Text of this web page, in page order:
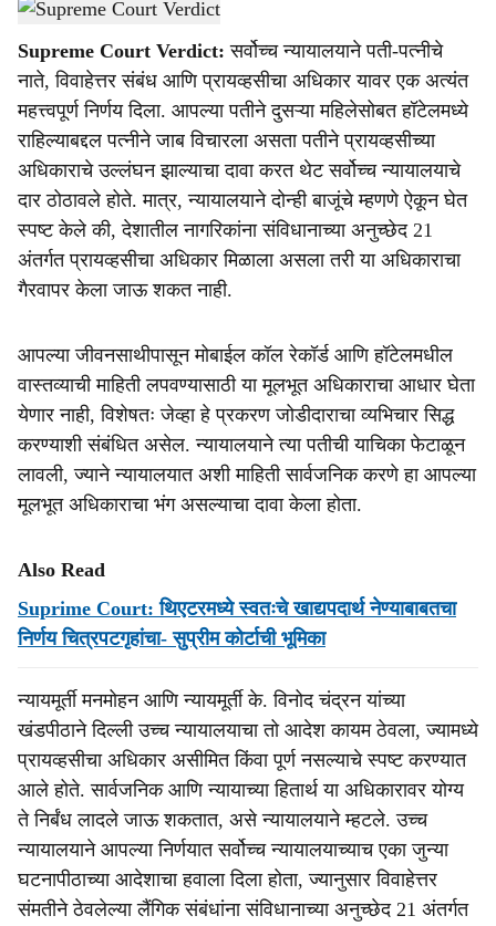
a
r
e
Supreme Court- Dainik Gomantak
Supreme Court Verdict: सर्वोच्च न्यायालयाने पती-पत्नीचे
नाते, विवाहेत्तर संबंध आणि प्रायव्हसीचा अधिकार यावर एक अत्यंत
महत्त्वपूर्ण निर्णय दिला. आपल्या पतीने दुसऱ्या महिलेसोबत हॉटेलमध्ये
राहिल्याबद्दल पत्नीने जाब विचारला असता पतीने प्रायव्हसीच्या
अधिकाराचे उल्लंघन झाल्याचा दावा करत थेट सर्वोच्च न्यायालयाचे
दार ठोठावले होते. मात्र, न्यायालयाने दोन्ही बाजूंचे म्हणणे ऐकून घेत
स्पष्ट केले की, देशातील नागरिकांना संविधानाच्या अनुच्छेद 21
अंतर्गत प्रायव्हसीचा अधिकार मिळाला असला तरी या अधिकाराचा
गैरवापर केला जाऊ शकत नाही.
आपल्या जीवनसाथीपासून मोबाईल कॉल रेकॉर्ड आणि हॉटेलमधील
वास्तव्याची माहिती लपवण्यासाठी या मूलभूत अधिकाराचा आधार घेता
येणार नाही, विशेषतः जेव्हा हे प्रकरण जोडीदाराचा व्यभिचार सिद्ध
करण्याशी संबंधित असेल. न्यायालयाने त्या पतीची याचिका फेटाळून
लावली, ज्याने न्यायालयात अशी माहिती सार्वजनिक करणे हा आपल्या
मूलभूत अधिकाराचा भंग असल्याचा दावा केला होता.
Also Read
Suprime Court: थिएटरमध्ये स्वतःचे खाद्यपदार्थ नेण्याबाबतचा
निर्णय चित्रपटगृहांचा- सुप्रीम कोर्टाची भूमिका
न्यायमूर्ती मनमोहन आणि न्यायमूर्ती के. विनोद चंद्रन यांच्या
खंडपीठाने दिल्ली उच्च न्यायालयाचा तो आदेश कायम ठेवला, ज्यामध्ये
प्रायव्हसीचा अधिकार असीमित किंवा पूर्ण नसल्याचे स्पष्ट करण्यात
आले होते. सार्वजनिक आणि न्यायाच्या हितार्थ या अधिकारावर योग्य
ते निर्बंध लादले जाऊ शकतात, असे न्यायालयाने म्हटले. उच्च
न्यायालयाने आपल्या निर्णयात सर्वोच्च न्यायालयाच्याच एका जुन्या
घटनापीठाच्या आदेशाचा हवाला दिला होता, ज्यानुसार विवाहेत्तर
संमतीने ठेवलेल्या लैंगिक संबंधांना संविधानाच्या अनुच्छेद 21 अंतर्गत